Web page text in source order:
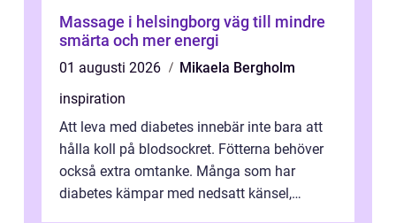
Massage i helsingborg väg till mindre
smärta och mer energi
01 augusti 2026
Mikaela Bergholm
inspiration
Att leva med diabetes innebär inte bara att
hålla koll på blodsockret. Fötterna behöver
också extra omtanke. Många som har
diabetes kämpar med nedsatt känsel,